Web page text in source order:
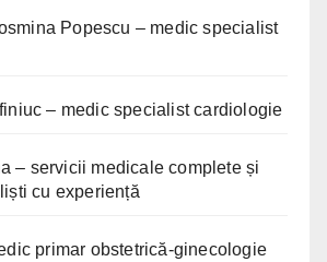
Popescu – medic specialist
– medic specialist cardiologie
– servicii medicale complete și
cu experiență
primar obstetrică-ginecologie